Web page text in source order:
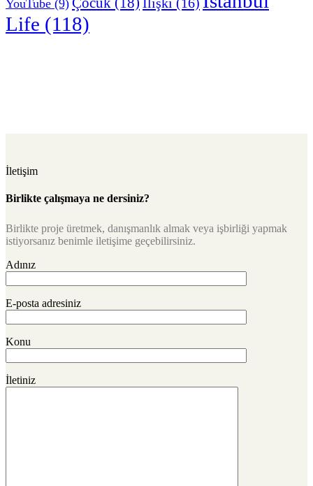
YouTube (9)
Life (118)
İletişim
Birlikte çalışmaya ne dersiniz?
Birlikte proje üretmek, danışmanlık almak veya işbirliği yapmak
istiyorsanız benimle iletişime geçebilirsiniz.
Adınız
E-posta adresiniz
Konu
İletiniz